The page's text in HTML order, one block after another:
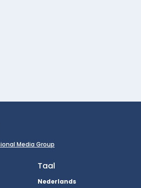
Media Group
Taal
Nederlands